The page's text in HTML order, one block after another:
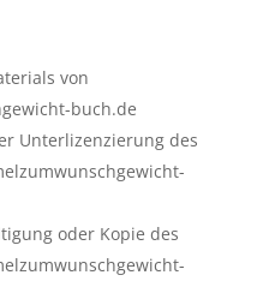
von
buch.de
Unterlizenzierung des
oder Kopie des